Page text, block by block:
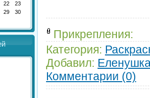
22
23
29
30
Прикрепления:
Категория:
Добавил:
Комментарии (0)